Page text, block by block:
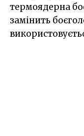
термоядерна
замінить